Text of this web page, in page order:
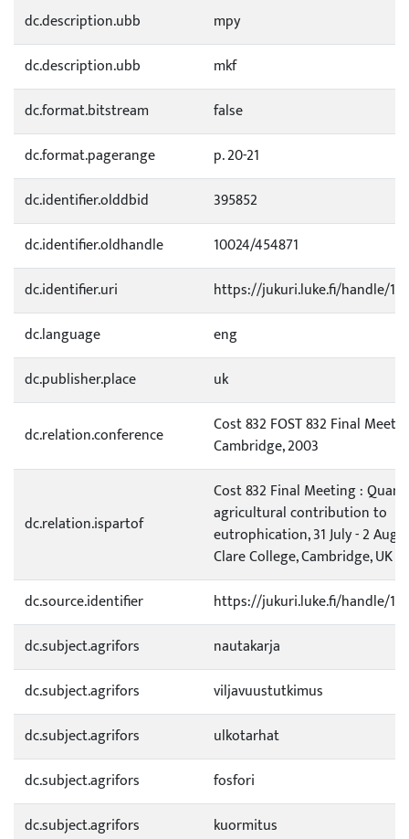
dc.description.ubb
mpy
dc.description.ubb
mkf
dc.format.bitstream
false
dc.format.pagerange
p. 20-21
dc.identifier.olddbid
395852
dc.identifier.oldhandle
10024/454871
dc.identifier.uri
https://jukuri.luke.fi/handle/
dc.language
eng
dc.publisher.place
uk
dc.relation.conference
Cost 832 FOST 832 Final
Cambridge, 2003
dc.relation.ispartof
Cost 832 Final Meeting :
agricultural contribution to
eutrophication, 31 July - 2
Clare College, Cambridge, UK
dc.source.identifier
https://jukuri.luke.fi/handle/
dc.subject.agrifors
nautakarja
dc.subject.agrifors
viljavuustutkimus
dc.subject.agrifors
ulkotarhat
dc.subject.agrifors
fosfori
dc.subject.agrifors
kuormitus